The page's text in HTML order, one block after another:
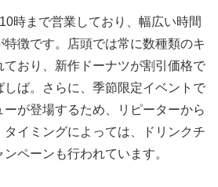
時まで営業しており、幅広い時間
徴です。店頭では常に数種類のキ
ており、新作ドーナツが割引価格で
ば。さらに、季節限定イベントで
が登場するため、リピーターから
タイミングによっては、ドリンクチ
ペーンも行われています。